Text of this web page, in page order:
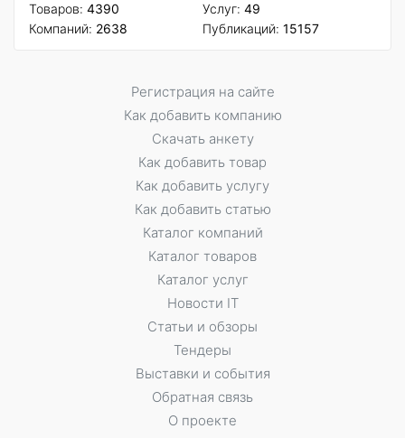
Товаров: 4390
Компаний: 2638
Услуг: 49
Публикаций: 15157
Регистрация на сайте
Как добавить компанию
Скачать анкету
Как добавить товар
Как добавить услугу
Как добавить статью
Каталог компаний
Каталог товаров
Каталог услуг
Новости IT
Статьи и обзоры
Тендеры
Выставки и события
Обратная связь
О проекте